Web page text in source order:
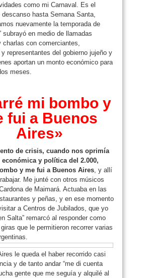
como mi Carnaval. Es el
hasta Semana Santa,
nuevamente la temporada de
subrayó en medio de llamadas
con comerciantes,
representantes del gobierno jujeño y
aportan un monto económico para
meses.
mi bombo y
fui a Buenos
Aires»
de crisis, cuando nos oprimía
y política del 2.000,
y me fui a Buenos Aires , y allí
Me junté con otros músicos
de Maimará. Actuaba en las
y peñas, y en ese momento
a Centros de Jubilados, que yo
Salta” remarcó al responder como
que le permitieron recorrer varias
le queda el haber recorrido casi
y de tanto andar “me di cuenta
gente que me seguía y alquilé al